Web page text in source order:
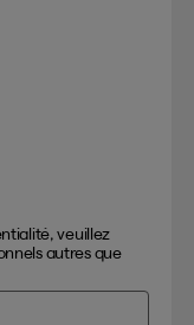
veuillez
autres que